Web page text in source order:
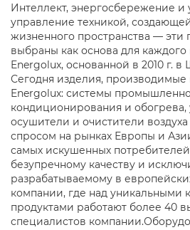
Интеллект, энергосбережение и
управление техникой,
жизненного пространства —
выбраны как основа для
Energolux, основанной в 2010 г.
Сегодня изделия,
Energolux: системы
кондиционирования и
осушители и очистители
спросом на рынках Европы и
самых искушенных
безупречному качеству и
разрабатываемому в
компании, где над уникальными
продуктами работают более 40
специалистов